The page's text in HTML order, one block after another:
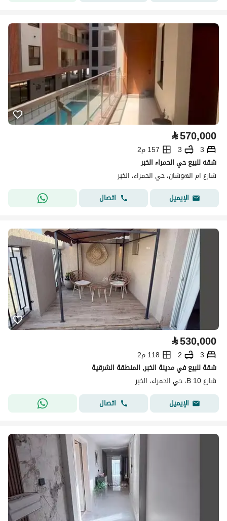
⃁570,000
3
3
157 م2
شقه للبيع حي الحمراء الخبر
شارع ام الهوشان، حي الحمراء، الخبر
الإيميل
اتصال
⃁530,000
3
2
118 م2
شقة للبيع في مدينة الخبر, المنطقة الشرقية
شارع 10 B، حي الحمراء، الخبر
الإيميل
اتصال